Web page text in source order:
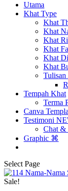
Utama
Khat Type
Khat
Khat
Khat
Khat
Khat
Khat
Tulisan
Tempah Khat
Terma
Canva
Testimoni
Chat &
Graphic ⌘
Select Page
Sale!